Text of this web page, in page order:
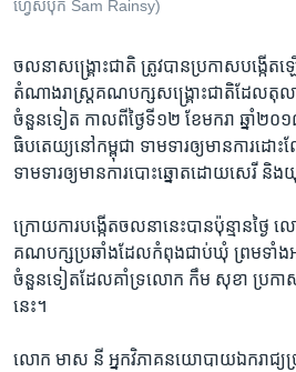
ហ្វេសប៊ុក Sam Rainsy)
ចលនា​សង្រ្គោះ​ជាតិ​ ​ត្រូវ​បាន​ប្រកាស​បង្ក
តំណាងរាស្រ្ត​គណ​បក្ស​សង្គ្រោះ​ជាតិ​ដែល​តុ
ចំនួន​ទៀត​ ​កាល​ពី​ថ្ងៃ​ទី​១២​ ​ខែ​មករា​ ​ឆ្នាំ​២០
ធិបតេយ្យនៅ​កម្ពុជា​ ​ទាមទារ​ឲ្យ​មាន​ការ​ដ
ទាមទារ​ឲ្យ​មាន​ការ​បោះ​ឆ្នោតដោយ​សេរី​ ​និង​
ក្រោយ​ការ​បង្កើត​ចលនា​នេះ​បាន​ប៉ុន្មាន​ថ្ង
គណបក្ស​ប្រឆាំង​ដែល​កំពុង​ជាប់​ឃុំ​ ​ព្រមទាំង​
ចំនួន​ទៀត​ដែល​គាំទ្រ​លោក​ ​កឹម សុខា​ ​ប្រក
នេះ។​
លោក​ ​មាស នី​ ​អ្នក​វិភាគ​នយោបាយ​ឯករាជ្យ​ប្រ